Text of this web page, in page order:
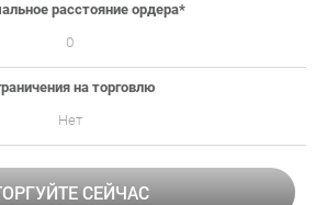
расстояние ордера*
0
на торговлю
Нет
СЕЙЧАС